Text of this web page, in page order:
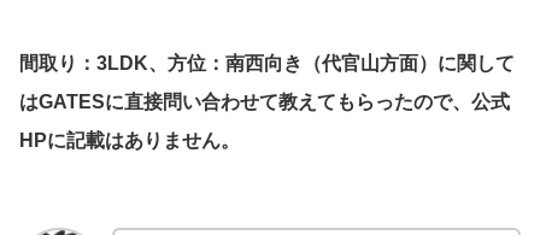
間取り：3LDK、方位：南西向き（代官山方面）に関して
はGATESに直接問い合わせて教えてもらったので、公式
HPに記載はありません。